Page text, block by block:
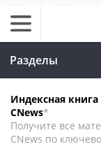
Разделы
Индексная книга
CNews*
Получите все
CNews по